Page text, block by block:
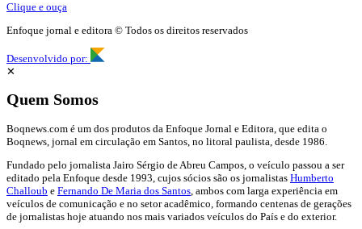
Clique e ouça
Enfoque jornal e editora © Todos os direitos reservados
Desenvolvido por:
✕
Quem Somos
Boqnews.com é um dos produtos da Enfoque Jornal e Editora, que edita o
Boqnews, jornal em circulação em Santos, no litoral paulista, desde 1986.
Fundado pelo jornalista Jairo Sérgio de Abreu Campos, o veículo passou a ser
editado pela Enfoque desde 1993, cujos sócios são os jornalistas Humberto
Challoub e Fernando De Maria dos Santos , ambos com larga experiência em
veículos de comunicação e no setor acadêmico, formando centenas de gerações
de jornalistas hoje atuando nos mais variados veículos do País e do exterior.